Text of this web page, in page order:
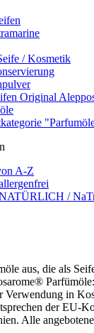
/ Kosmetik
Original
A-Z
/
aus, die als
Verwendung in
der EU-
Alle